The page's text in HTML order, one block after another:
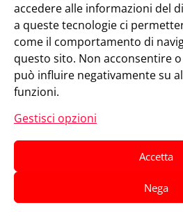
accedere alle informazioni del
a queste tecnologie ci
come il comportamento di
questo sito. Non acconsentire
può influire negativamente su
funzioni.
Gestisci opzioni
Accetta
Nega
Progettato daElegant